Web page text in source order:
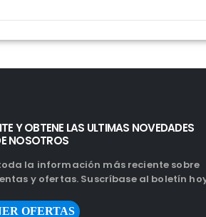
Y OBTENE LAS ULTIMAS NOVEDADES
NOSOTROS
la información más reciente sobre
y ofertas. Suscríbase al boletín
OFERTAS